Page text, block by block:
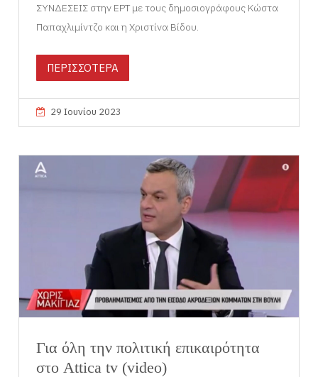
ΣΥΝΔΕΣΕΙΣ στην ΕΡΤ με τους δημοσιογράφους Κώστα
Παπαχλιμίντζο και η Χριστίνα Βίδου.
ΠΕΡΙΣΣΟΤΕΡΑ
29 Ιουνίου 2023
Για όλη την πολιτική επικαιρότητα
στο Attica tv (video)